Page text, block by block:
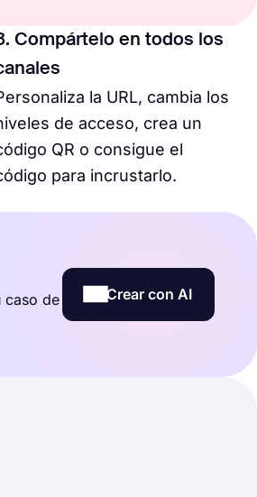
Compártelo en todos los
la URL, cambia los
de acceso, crea un
QR o consigue el
para incrustarlo.
caso de
Crear con AI